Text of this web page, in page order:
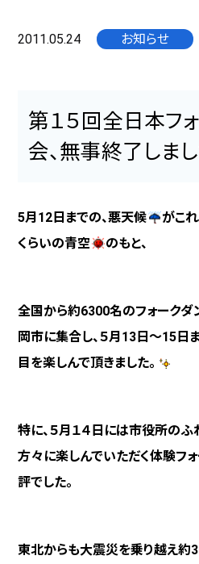
2011.05.24 お知らせ
第１５回全日本フ
会、無事終了しまし
5月12 日までの、悪天候
がこ
くらいの青空 のもと、
全国から約6300名のフォークダ
岡市に集合し、５月13 日～15 日
目を楽しんで頂きました。
特に、５月１４日には市役所の
方々に楽しんでいただく体験フ
評でした。
東北からも大震災を乗り越え約